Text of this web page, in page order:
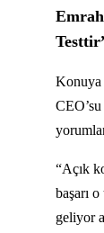
Konuya
“Açık
başarı
geliyor